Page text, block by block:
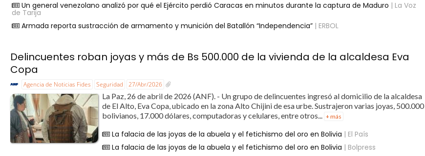
Un general venezolano analizó por qué el Ejército perdió Caracas en minutos durante la captura de Maduro | La Voz
de Tarija
Armada reporta sustracción de armamento y munición del Batallón “Independencia” | ERBOL
Delincuentes roban joyas y más de Bs 500.000 de la vivienda de la alcaldesa Eva
Copa
Agencia de Noticias Fides Seguridad 27/Abr/2026
La Paz, 26 de abril de 2026 (ANF). - Un grupo de delincuentes ingresó al domicilio de la alcaldesa
de El Alto, Eva Copa, ubicado en la zona Alto Chijini de esa urbe. Sustrajeron varias joyas, 500.000
bolivianos, 17.000 dólares, computadoras y celulares, entre otros...
+ más
La falacia de las joyas de la abuela y el fetichismo del oro en Bolivia | El País
La falacia de las joyas de la abuela y el fetichismo del oro en Bolivia | Bolpress